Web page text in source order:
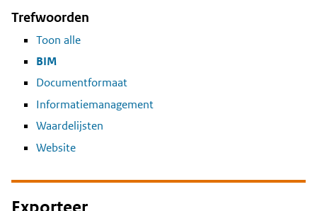
Trefwoorden
Toon alle
BIM
Documentformaat
Informatiemanagement
Waardelijsten
Website